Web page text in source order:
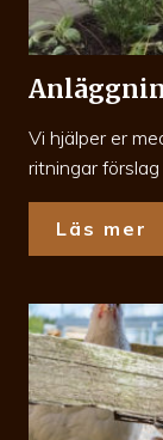
Vi hjälper er
ritningar
Läs mer